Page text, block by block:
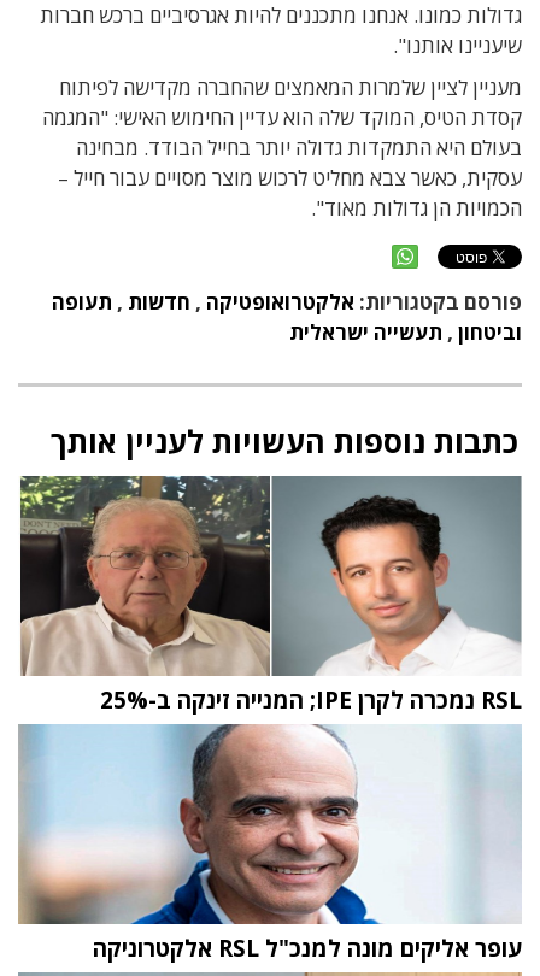
גדולות כמונו. אנחנו מתכננים להיות אגרסיביים ברכש חברות
שיעניינו אותנו".
מעניין לציין שלמרות המאמצים שהחברה מקדישה לפיתוח
קסדת הטיס, המוקד שלה הוא עדיין החימוש האישי: "המגמה
בעולם היא התמקדות גדולה יותר בחייל הבודד. מבחינה
עסקית, כאשר צבא מחליט לרכוש מוצר מסויים עבור חייל –
הכמויות הן גדולות מאוד".
פורסם בקטגוריות: אלקטרואופטיקה , חדשות , תעופה
וביטחון , תעשייה ישראלית
כתבות נוספות העשויות לעניין אותך
RSL נמכרה לקרן IPE; המנייה זינקה ב-25%
עופר אליקים מונה למנכ"ל RSL אלקטרוניקה